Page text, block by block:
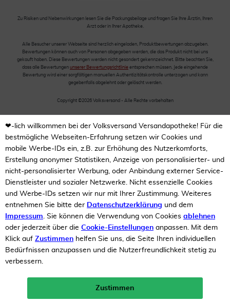
10%
Neukunden-Rabatt ab 49€!
mehr erfahren >
Zu Risiken und Nebenwirkungen lesen Sie die Packungsbeilage und fragen Sie Ihre Ärztin, Ihren
Arzt oder in Ihrer Apotheke.
Alle Besucher unserer Webseite sind herzlich eingeladen, Produktbewertungen abzugeben.
Bewertungen können auch von Personen abgegeben werden, die das Produkt nicht bei uns
gekauft haben. Diese Bewertungen werden nicht gesondert gekennzeichnet. Bitte beachten Sie,
dass alle Bewertungen unserer Bewertungsrichtlinie entsprechen müssen. Jede eingehende
Bewertung wird einer sorgfältigen manuellen Authentizitätskontrolle unterzogen und kann
gegebenfalls abgelehnt oder gelöscht werden.
Copyright ©2026 Volksversand - Alle Rechte vorbehalten
❤-lich willkommen bei der Volksversand Versandapotheke! Für die
bestmögliche Webseiten-Erfahrung setzen wir Cookies und
mobile Werbe-IDs ein, z.B. zur Erhöhung des Nutzerkomforts,
Erstellung anonymer Statistiken, Anzeige von personalisierter- und
nicht-personalisierter Werbung, oder Anbindung externer Service-
Dienstleister und sozialer Netzwerke. Nicht essenzielle Cookies
und Werbe-IDs setzen wir nur mit Ihrer Zustimmung. Weiteres
entnehmen Sie bitte der Datenschutzerklärung und dem
Impressum. Sie können die Verwendung von Cookies ablehnen
oder jederzeit über die Cookie-Einstellungen anpassen. Mit dem
Klick auf Zustimmen helfen Sie uns, die Seite Ihren individuellen
Bedürfnissen anzupassen und die Nutzerfreundlichkeit stetig zu
verbessern.
Zustimmen